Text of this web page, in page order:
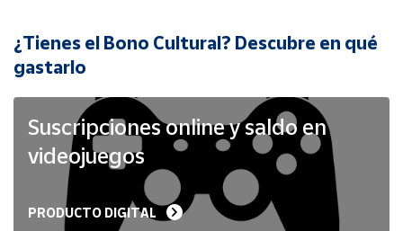
Cuenta
Ubicación
Península
¿Tienes el Bono Cultural? Descubre en qué
gastarlo
Suscripciones online y saldo en
videojuegos
PRODUCTO DIGITAL